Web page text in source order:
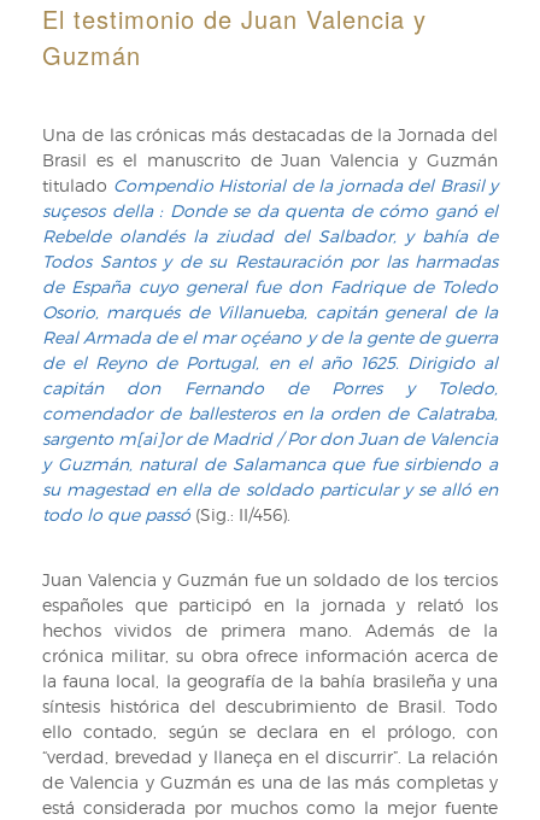
El testimonio de Juan Valencia y
Guzmán
Una de las crónicas más destacadas de la Jornada del
Brasil es el manuscrito de Juan Valencia y Guzmán
titulado Compendio Historial de la jornada del Brasil y
suçesos della : Donde se da quenta de cómo ganó el
Rebelde olandés la ziudad del Salbador, y bahía de
Todos Santos y de su Restauración por las harmadas
de España cuyo general fue don Fadrique de Toledo
Osorio, marqués de Villanueba, capitán general de la
Real Armada de el mar oçéano y de la gente de guerra
de el Reyno de Portugal, en el año 1625. Dirigido al
capitán don Fernando de Porres y Toledo,
comendador de ballesteros en la orden de Calatraba,
sargento m[ai]or de Madrid / Por don Juan de Valencia
y Guzmán, natural de Salamanca que fue sirbiendo a
su magestad en ella de soldado particular y se alló en
todo lo que passó (Sig.: II/456).
Juan Valencia y Guzmán fue un soldado de los tercios
españoles que participó en la jornada y relató los
hechos vividos de primera mano. Además de la
crónica militar, su obra ofrece información acerca de
la fauna local, la geografía de la bahía brasileña y una
síntesis histórica del descubrimiento de Brasil. Todo
ello contado, según se declara en el prólogo, con
“verdad, brevedad y llaneça en el discurrir”. La relación
de Valencia y Guzmán es una de las más completas y
está considerada por muchos como la mejor fuente